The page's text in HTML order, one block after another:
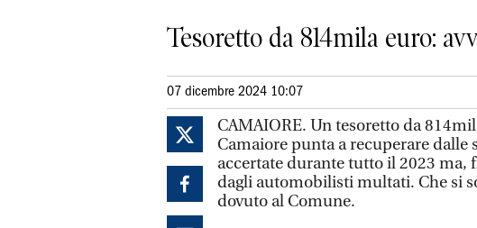
Tesoretto da 814mila euro:
07 dicembre 2024 10:07
CAMAIORE. Un tesoretto da
Camaiore punta a recuperare
accertate durante tutto il 2023 ma,
dagli automobilisti multati. Che si
dovuto al Comune.